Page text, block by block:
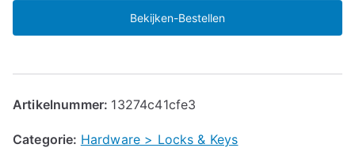
Bekijken-Bestellen
Artikelnummer: 13274c41cfe3
Categorie: Hardware > Locks & Keys